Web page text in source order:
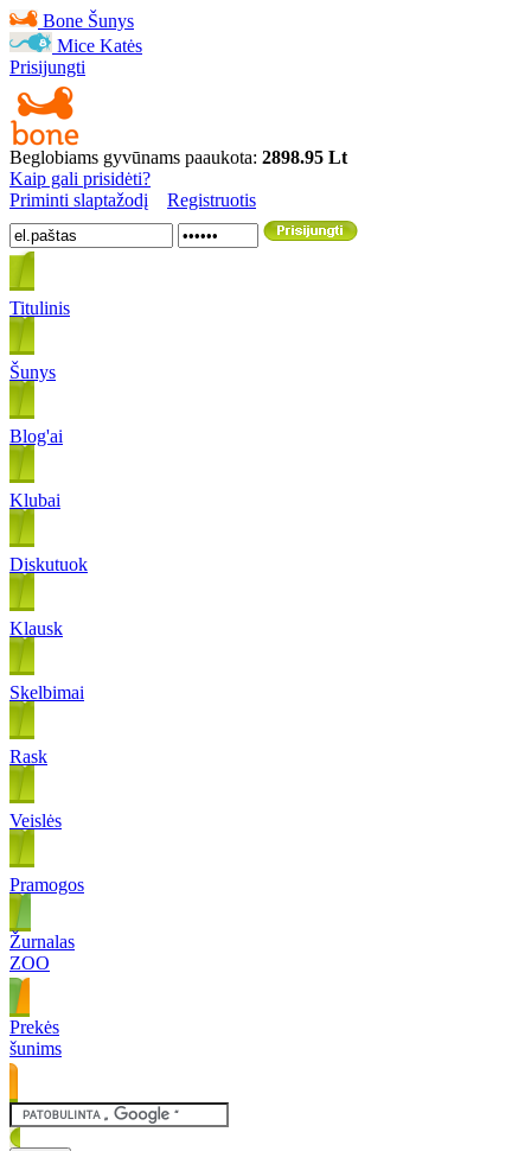
Bone Šunys
Mice Katės
Prisijungti
Beglobiams gyvūnams paaukota: 2898.95 Lt
Kaip gali prisidėti?
Priminti slaptažodį
Registruotis
Titulinis
Šunys
Blog'ai
Klubai
Diskutuok
Klausk
Skelbimai
Rask
Veislės
Pramogos
Žurnalas
ZOO
Prekės
šunims